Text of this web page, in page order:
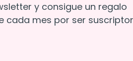
y consigue un regalo
cada mes por ser